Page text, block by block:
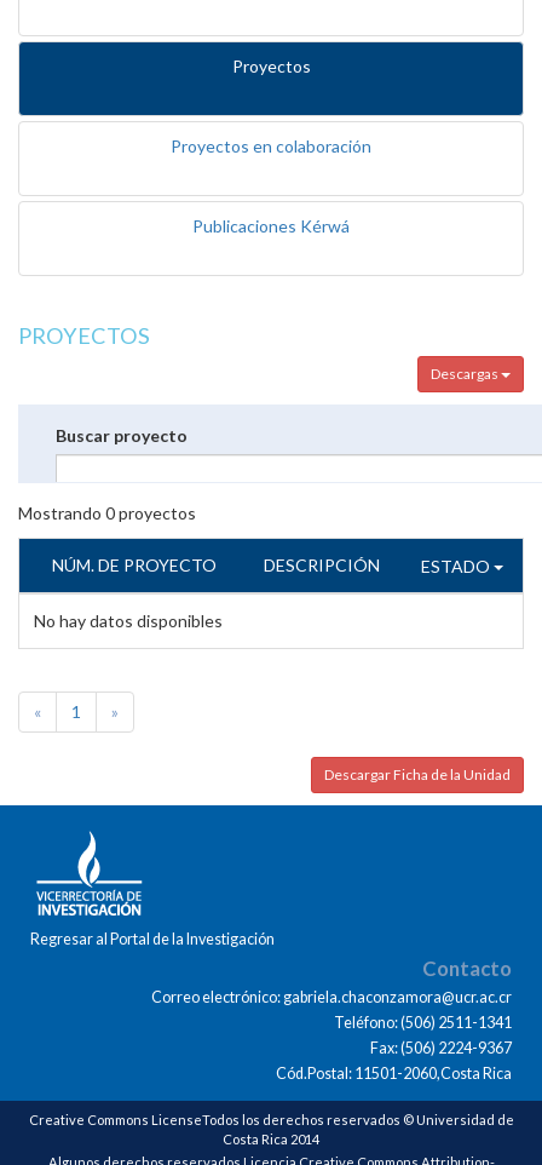
Proyectos
Proyectos en colaboración
Publicaciones Kérwá
PROYECTOS
Descargas
Buscar proyecto
Mostrando 0proyectos
NÚM. DE PROYECTO DESCRIPCIÓN ESTADO
No hay datos disponibles
« 1 »
Descargar Ficha de la Unidad
Regresar al Portal de la Investigación
Contacto
Correo electrónico: gabriela.chaconzamora@ucr.ac.cr
Teléfono: (506) 2511-1341
Fax: (506) 2224-9367
Cód.Postal: 11501-2060,Costa Rica
Creative Commons LicenseTodos los derechos reservados © Universidad de
Costa Rica 2014